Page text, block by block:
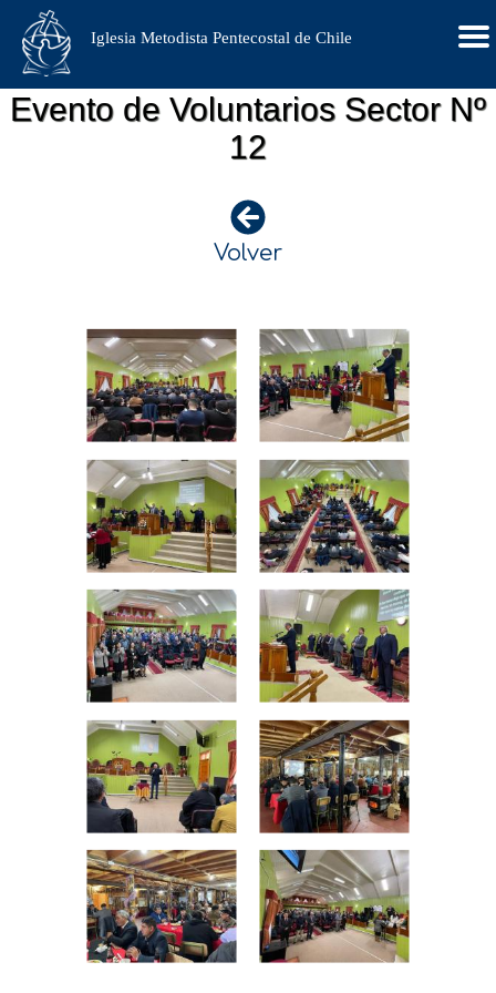
Iglesia Metodista Pentecostal de Chile
Evento de Voluntarios Sector Nº
12
Volver